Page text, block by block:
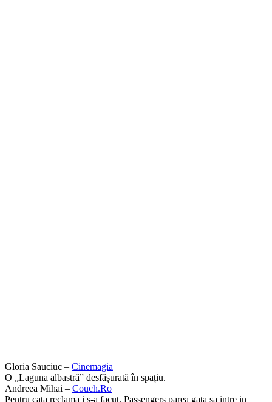
Gloria Sauciuc – Cinemagia
O „Laguna albastră” desfășurată în spațiu.
Andreea Mihai – Couch.Ro
Pentru cata reclama i s-a facut, Passengers parea gata sa intre in